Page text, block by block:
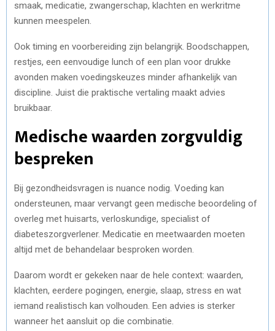
smaak, medicatie, zwangerschap, klachten en werkritme
kunnen meespelen.
Ook timing en voorbereiding zijn belangrijk. Boodschappen,
restjes, een eenvoudige lunch of een plan voor drukke
avonden maken voedingskeuzes minder afhankelijk van
discipline. Juist die praktische vertaling maakt advies
bruikbaar.
Medische waarden zorgvuldig
bespreken
Bij gezondheidsvragen is nuance nodig. Voeding kan
ondersteunen, maar vervangt geen medische beoordeling of
overleg met huisarts, verloskundige, specialist of
diabeteszorgverlener. Medicatie en meetwaarden moeten
altijd met de behandelaar besproken worden.
Daarom wordt er gekeken naar de hele context: waarden,
klachten, eerdere pogingen, energie, slaap, stress en wat
iemand realistisch kan volhouden. Een advies is sterker
wanneer het aansluit op die combinatie.